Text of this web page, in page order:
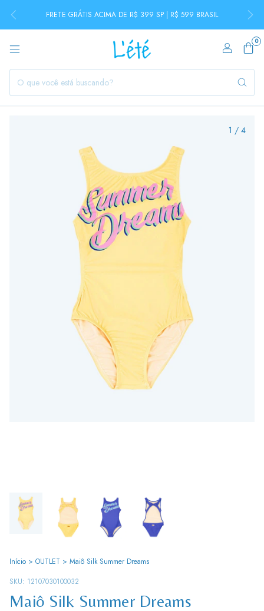
FRETE GRÁTIS ACIMA DE R$ 399 SP | R$ 599 BRASIL
0
1 / 4
Início > OUTLET > Maiô Silk Summer Dreams
SKU: 12107030100032
Maiô Silk Summer Dreams